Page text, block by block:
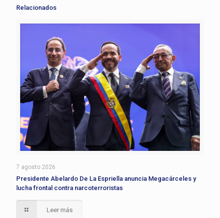
Relacionados
7 agosto 2026
Presidente Abelardo De La Espriella anuncia Megacárceles y
lucha frontal contra narcoterroristas
Leer más